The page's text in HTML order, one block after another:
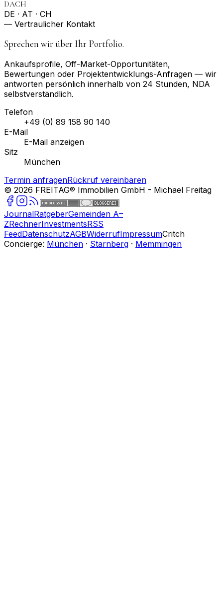
DACH
DE · AT · CH
— Vertraulicher Kontakt
Sprechen wir über Ihr Portfolio.
Ankaufsprofile, Off-Market-Opportunitäten,
Bewertungen oder Projektentwicklungs-Anfragen — wir
antworten persönlich innerhalb von 24 Stunden, NDA
selbstverständlich.
Telefon
+49 (0) 89 158 90 140
E-Mail
E-Mail anzeigen
Sitz
München
Termin anfragenRückruf vereinbaren
© 2026 FREITAG® Immobilien GmbH - Michael Freitag
JournalRatgeberGemeinden A–
ZRechnerInvestmentsRSS
FeedDatenschutzAGBWiderrufImpressumCritch
Concierge: München · Starnberg · Memmingen